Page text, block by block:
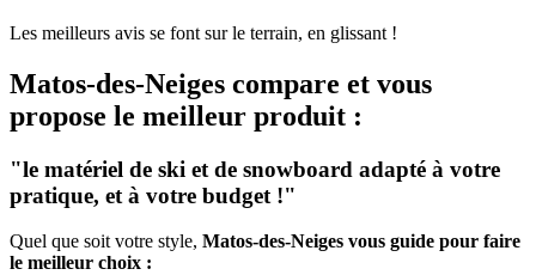
Les meilleurs avis se font sur le terrain, en glissant !
Matos-des-Neiges compare et vous
propose le meilleur produit :
"le matériel de ski et de snowboard adapté à votre
pratique, et à votre budget !"
Quel que soit votre style, Matos-des-Neiges vous guide pour faire
le meilleur choix :